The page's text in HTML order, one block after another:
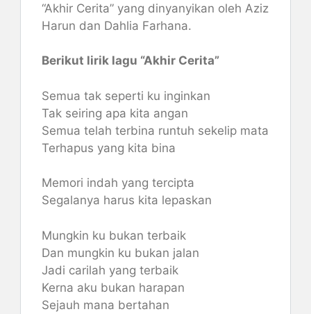
“Akhir Cerita” yang dinyanyikan oleh Aziz
Harun dan Dahlia Farhana.
Berikut lirik lagu “Akhir Cerita”
Semua tak seperti ku inginkan
Tak seiring apa kita angan
Semua telah terbina runtuh sekelip mata
Terhapus yang kita bina
Memori indah yang tercipta
Segalanya harus kita lepaskan
Mungkin ku bukan terbaik
Dan mungkin ku bukan jalan
Jadi carilah yang terbaik
Kerna aku bukan harapan
Sejauh mana bertahan